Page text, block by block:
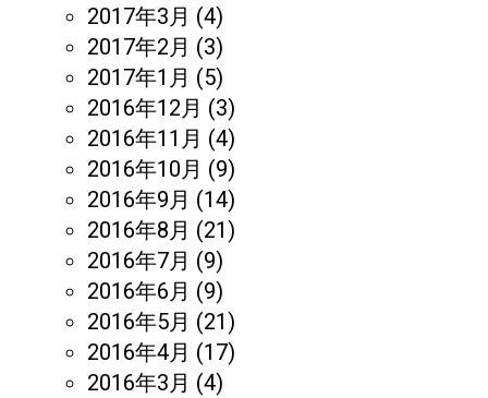
2017年3月 (4)
2017年2月 (3)
2017年1月 (5)
2016年12月 (3)
2016年11月 (4)
2016年10月 (9)
2016年9月 (14)
2016年8月 (21)
2016年7月 (9)
2016年6月 (9)
2016年5月 (21)
2016年4月 (17)
2016年3月 (4)